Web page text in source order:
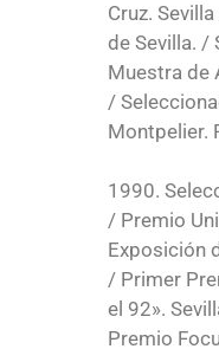
Cruz.
de Sevilla. /
Muestra de
/
Montpelier.
1990.
/ Premio
Exposición
/ Primer
el 92».
Premio